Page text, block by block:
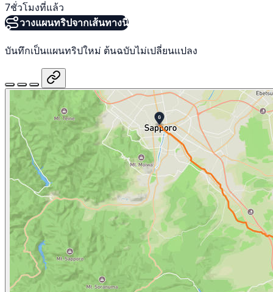
7ชั่วโมงที่แล้ว
วางแผนทริปจากเส้นทางนี้
บันทึกเป็นแผนทริปใหม่ ต้นฉบับไม่เปลี่ยนแปลง